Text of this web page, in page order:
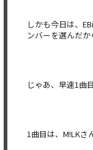
しかも今日は、
ンバーを選んだ
じゃあ、早速1曲
1曲目は、M!LKさ